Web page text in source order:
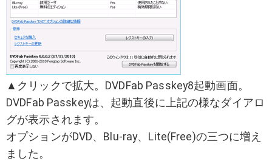
▲クリックで拡大。DVDFab Passkey8起動画面。
DVDFab Passkeyは、起動直後に上記の様なダイアロ
グが表示されます。
オプションがDVD、Blu-ray、Lite(Free)の三つに増え
ました。